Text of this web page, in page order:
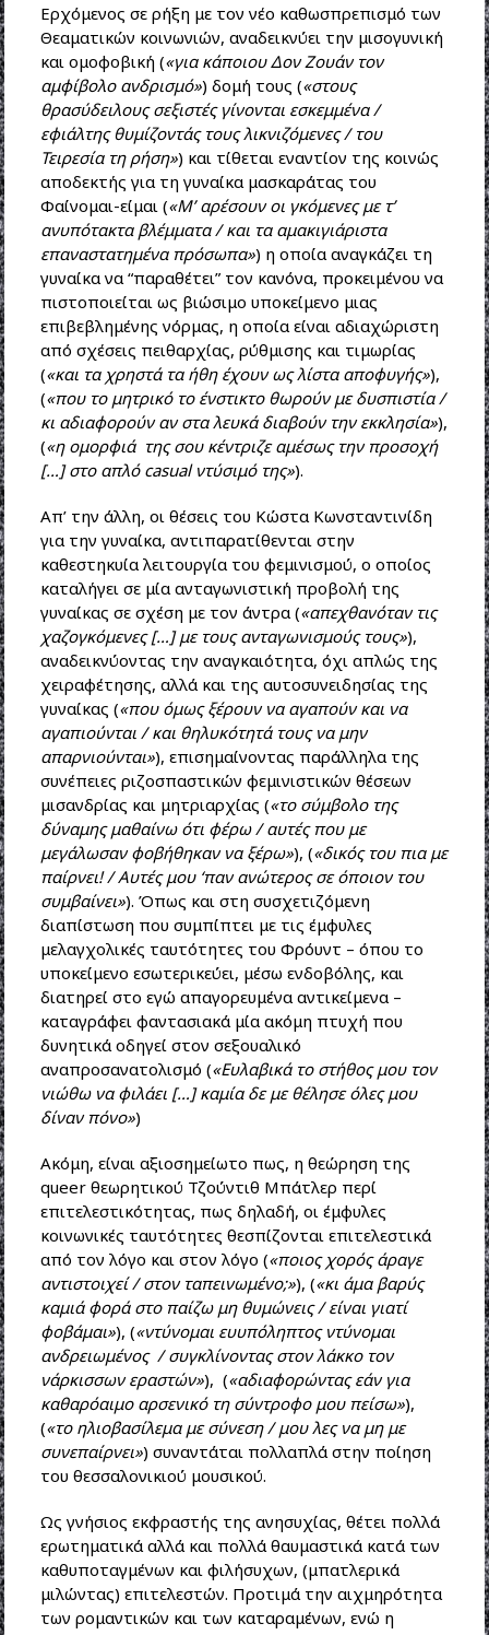
Ερχόμενος σε ρήξη με τον νέο καθωσπρεπισμό των
Θεαματικών κοινωνιών, αναδεικνύει την μισογυνική
και ομοφοβική («για κάποιου Δον Ζουάν τον
αμφίβολο ανδρισμό») δομή τους («στους
θρασύδειλους σεξιστές γίνονται εσκεμμένα /
εφιάλτης θυμίζοντάς τους λικνιζόμενες / του
Τειρεσία τη ρήση») και τίθεται εναντίον της κοινώς
αποδεκτής για τη γυναίκα μασκαράτας του
Φαίνομαι-είμαι («Μ’ αρέσουν οι γκόμενες με τ’
ανυπότακτα βλέμματα / και τα αμακιγιάριστα
επαναστατημένα πρόσωπα») η οποία αναγκάζει τη
γυναίκα να “παραθέτει” τον κανόνα, προκειμένου να
πιστοποιείται ως βιώσιμο υποκείμενο μιας
επιβεβλημένης νόρμας, η οποία είναι αδιαχώριστη
από σχέσεις πειθαρχίας, ρύθμισης και τιμωρίας
(«και τα χρηστά τα ήθη έχουν ως λίστα αποφυγής»),
(«που το μητρικό το ένστικτο θωρούν με δυσπιστία /
κι αδιαφορούν αν στα λευκά διαβούν την εκκλησία»),
(«η ομορφιά της σου κέντριζε αμέσως την προσοχή
[…] στο απλό casualντύσιμό της»).
Απ’ την άλλη, οι θέσεις του Κώστα Κωνσταντινίδη
για την γυναίκα, αντιπαρατίθενται στην
καθεστηκυία λειτουργία του φεμινισμού, ο οποίος
καταλήγει σε μία ανταγωνιστική προβολή της
γυναίκας σε σχέση με τον άντρα («απεχθανόταν τις
χαζογκόμενες […] με τους ανταγωνισμούς τους»),
αναδεικνύοντας την αναγκαιότητα, όχι απλώς της
χειραφέτησης, αλλά και της αυτοσυνειδησίας της
γυναίκας («που όμως ξέρουν να αγαπούν και να
αγαπιούνται / και θηλυκότητά τους να μην
απαρνιούνται»), επισημαίνοντας παράλληλα της
συνέπειες ριζοσπαστικών φεμινιστικών θέσεων
μισανδρίας και μητριαρχίας («το σύμβολο της
δύναμης μαθαίνω ότι φέρω / αυτές που με
μεγάλωσαν φοβήθηκαν να ξέρω»), («δικός του πια με
παίρνει! / Αυτές μου ‘παν ανώτερος σε όποιον του
συμβαίνει»). Όπως και στη συσχετιζόμενη
διαπίστωση που συμπίπτει με τις έμφυλες
μελαγχολικές ταυτότητες του Φρόυντ – όπου το
υποκείμενο εσωτερικεύει, μέσω ενδοβόλης, και
διατηρεί στο εγώ απαγορευμένα αντικείμενα –
καταγράφει φαντασιακά μία ακόμη πτυχή που
δυνητικά οδηγεί στον σεξουαλικό
αναπροσανατολισμό («Ευλαβικά το στήθος μου τον
νιώθω να φιλάει […] καμία δε με θέλησε όλες μου
δίναν πόνο»)
Ακόμη, είναι αξιοσημείωτο πως, η θεώρηση της
queer θεωρητικού Τζούντιθ Μπάτλερ περί
επιτελεστικότητας, πως δηλαδή, οι έμφυλες
κοινωνικές ταυτότητες θεσπίζονται επιτελεστικά
από τον λόγο και στον λόγο («ποιος χορός άραγε
αντιστοιχεί / στον ταπεινωμένο;»), («κι άμα βαρύς
καμιά φορά στο παίζω μη θυμώνεις / είναι γιατί
φοβάμαι»), («ντύνομαι ευυπόληπτος ντύνομαι
ανδρειωμένος / συγκλίνοντας στον λάκκο τον
νάρκισσων εραστών»), («αδιαφορώντας εάν για
καθαρόαιμο αρσενικό τη σύντροφο μου πείσω»),
(«το ηλιοβασίλεμα με σύνεση / μου λες να μη με
συνεπαίρνει») συναντάται πολλαπλά στην ποίηση
του θεσσαλονικιού μουσικού.
Ως γνήσιος εκφραστής της ανησυχίας, θέτει πολλά
ερωτηματικά αλλά και πολλά θαυμαστικά κατά των
καθυποταγμένων και φιλήσυχων, (μπατλερικά
μιλώντας) επιτελεστών. Προτιμά την αιχμηρότητα
των ρομαντικών και των καταραμένων, ενώ η